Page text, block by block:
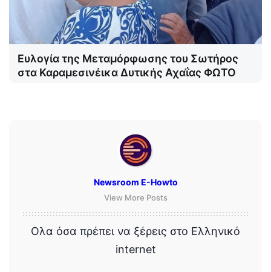
Ευλογία της Μεταμόρφωσης του Σωτήρος
στα Καραμεσινέικα Δυτικής Αχαΐας ΦΩΤΟ
Newsroom E-Howto
View More Posts
Ολα όσα πρέπει να ξέρεις στο Ελληνικό
internet